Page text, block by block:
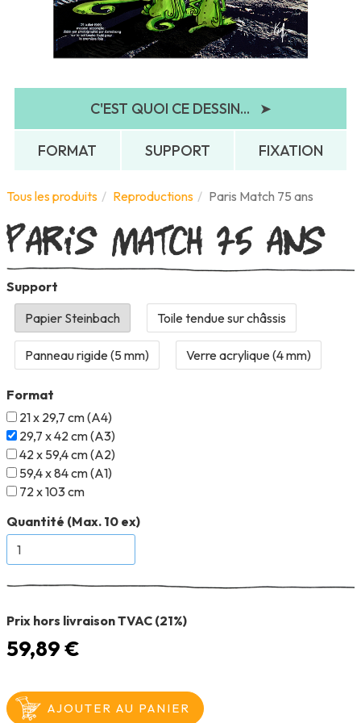
C'EST QUOI CE DESSIN... ➤
FORMAT SUPPORT FIXATION
Tous les produits Reproductions Paris Match 75 ans
Paris Match 75 ans
Support
Format
21 x 29,7 cm (A4)
29,7 x 42 cm (A3)
42 x 59,4 cm (A2)
59,4 x 84 cm (A1)
72 x 103 cm
Quantité (Max. 10 ex)
Prix hors livraison TVAC (21%)
59,89 €